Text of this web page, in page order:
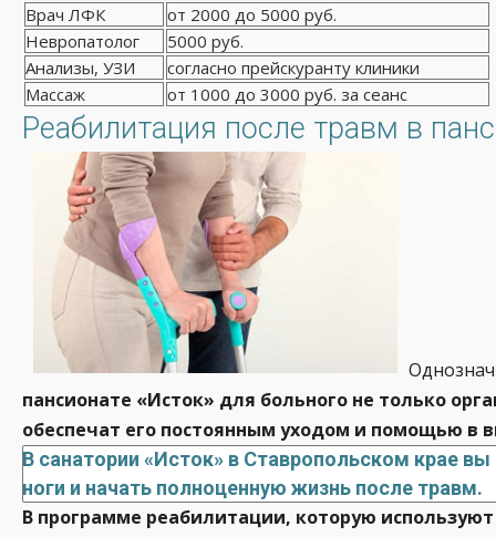
Врач ЛФК
от 2000 до 5000 руб.
Невропатолог
5000 руб.
Анализы, УЗИ
согласно прейскуранту клиники
Массаж
от 1000 до 3000 руб. за сеанс
Реабилитация после травм в
пансионате «Исток» для больного не только
обеспечат его постоянным уходом и помощью в
В санатории «Исток» в Ставропольском крае
ноги и начать полноценную жизнь после травм.
В программе реабилитации, которую